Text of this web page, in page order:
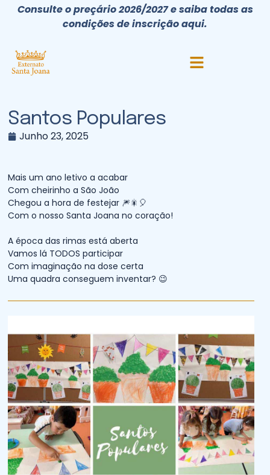
Consulte o preçário 2026/2027 e saiba todas as
condições de inscrição aqui.
Santos Populares
Junho 23, 2025
Mais um ano letivo a acabar
Com cheirinho a São João
Chegou a hora de festejar 🎆🎇🎈
Com o nosso Santa Joana no coração!
A época das rimas está aberta
Vamos lá TODOS participar
Com imaginação na dose certa
Uma quadra conseguem inventar? 😉